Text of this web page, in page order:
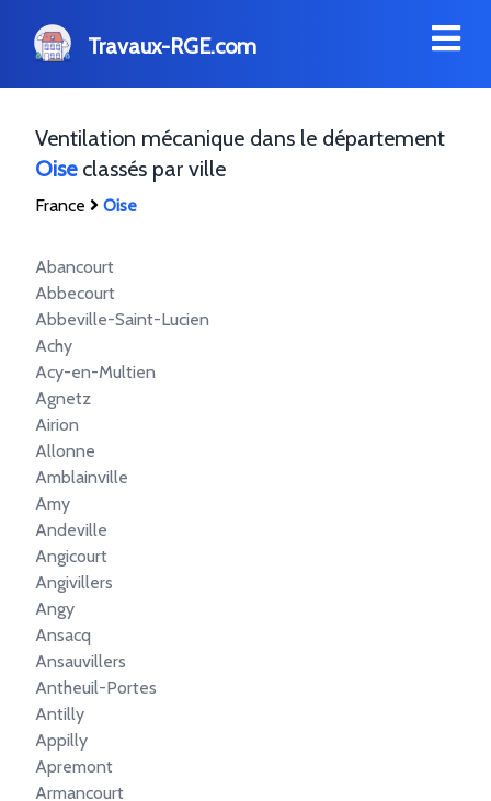
Travaux-RGE.com
Ventilation mécanique dans le département
Oiseclassés par ville
France Oise
Abancourt
Abbecourt
Abbeville-Saint-Lucien
Achy
Acy-en-Multien
Agnetz
Airion
Allonne
Amblainville
Amy
Andeville
Angicourt
Angivillers
Angy
Ansacq
Ansauvillers
Antheuil-Portes
Antilly
Appilly
Apremont
Armancourt